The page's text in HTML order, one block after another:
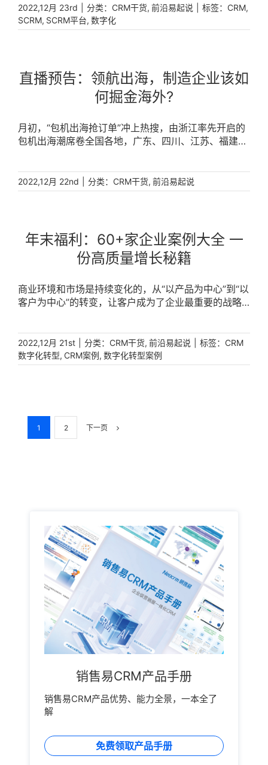
[...]
2022,12月 23rd 分类： CRM干货, 前沿易起说 标签： CRM,
SCRM, SCRM平台, 数字化
直播预告：领航出海，制造企业该如
何掘金海外?
月初，“包机出海抢订单”冲上热搜，由浙江率先开启的
包机出海潮席卷全国各地，广东、四川、江苏、福建、
伸产业链和供应链，早已成为中国企业新的增长引擎，
这其中，制造企业作为“出海”主力军，正逐步摸索出自
2022,12月 22nd 分类： CRM干货, 前沿易起说
年末福利：60+家企业案例大全 一
份高质量增长秘籍
商业环境和市场是持续变化的，从“以产品为中心”到“以
客户为中心”的转变，让客户成为了企业最重要的战略
2022,12月 21st 分类： CRM干货, 前沿易起说 标签： CRM
数字化转型, CRM案例, 数字化转型案例
1 2 下一页
销售易CRM产品手册
销售易CRM产品优势、能力全景，一本全了
解
免费领取产品手册